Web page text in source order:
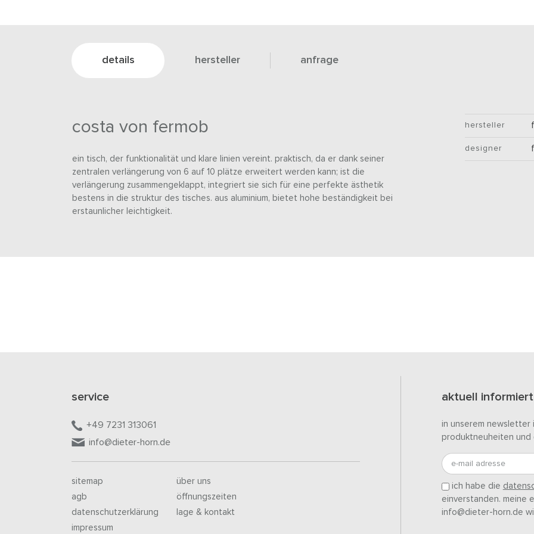
details hersteller anfrage
costa von fermob
ein tisch, der funktionalität und klare linien vereint. praktisch, da er dank seiner
zentralen verlängerung von 6 auf 10 plätze erweitert werden kann; ist die
verlängerung zusammengeklappt, integriert sie sich für eine perfekte ästhetik
bestens in die struktur des tisches. aus aluminium, bietet hohe beständigkeit bei
erstaunlicher leichtigkeit.
hersteller
designer
service
+49 7231 313061
info@dieter-horn.de
sitemap
agb
datenschutzerklärung
impressum
über uns
öffnungszeiten
lage & kontakt
aktuell informiert
in unserem newsletter
produktneuheiten und
e-mail adresse
ich habe die
einverstanden. meine
info@dieter-horn.de